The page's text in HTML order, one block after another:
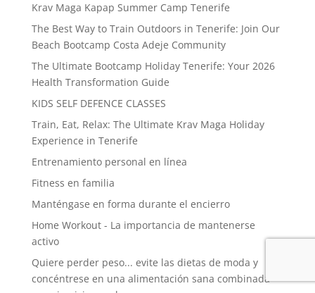
Krav Maga Kapap Summer Camp Tenerife
The Best Way to Train Outdoors in Tenerife: Join Our
Beach Bootcamp Costa Adeje Community
The Ultimate Bootcamp Holiday Tenerife: Your 2026
Health Transformation Guide
KIDS SELF DEFENCE CLASSES
Train, Eat, Relax: The Ultimate Krav Maga Holiday
Experience in Tenerife
Entrenamiento personal en línea
Fitness en familia
Manténgase en forma durante el encierro
Home Workout - La importancia de mantenerse
activo
Quiere perder peso... evite las dietas de moda y
concéntrese en una alimentación sana combinada